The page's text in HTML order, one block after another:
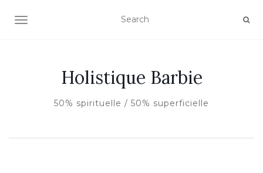
AFFICHER/MASQUER LA NAVIGATION
Holistique Barbie
50% spirituelle / 50% superficielle